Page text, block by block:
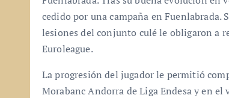
cedido por una campaña en
lesiones del conjunto culé le obligaron a
Euroleague.
La progresión del jugador le permitió
Morabanc Andorra de Liga Endesa y en